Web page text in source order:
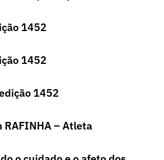
1452
1452
1452
RAFINHA – Atleta